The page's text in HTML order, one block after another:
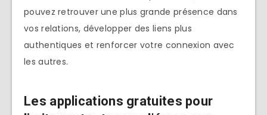
pouvez retrouver une plus grande présence dans
vos relations, développer des liens plus
authentiques et renforcer votre connexion avec
les autres.
Les applications gratuites pour